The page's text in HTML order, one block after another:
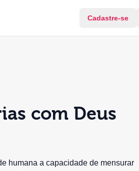
Cadastre-se
com Deus
humana a capacidade de mensurar